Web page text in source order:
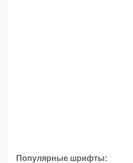
Популярные шрифты: